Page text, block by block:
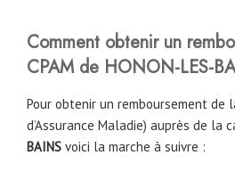
Comment obtenir un
CPAM de HONON-LES-
Pour obtenir un remboursement de
d’Assurance Maladie) auprès de la
BAINS voici la marche à suivre :